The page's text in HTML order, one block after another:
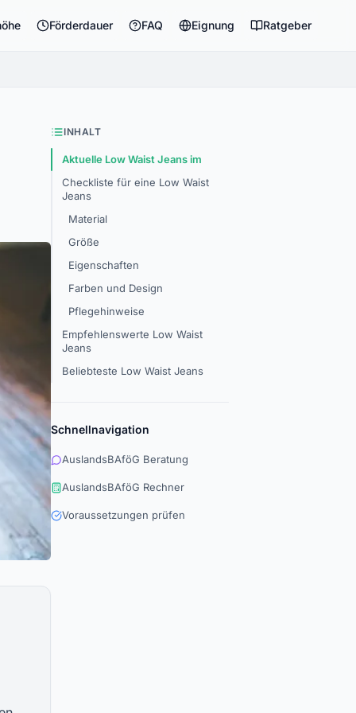
Förderdauer FAQ Eignung Ratgeber
INHALT
Aktuelle Low Waist Jeans im
Checkliste für eine Low Waist
Jeans
Material
Größe
Eigenschaften
Farben und Design
Pflegehinweise
Empfehlenswerte Low Waist
Jeans
Beliebteste Low Waist Jeans
Schnellnavigation
AuslandsBAföG Beratung
AuslandsBAföG Rechner
Voraussetzungen prüfen